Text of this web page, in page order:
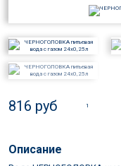
Описание
816 руб